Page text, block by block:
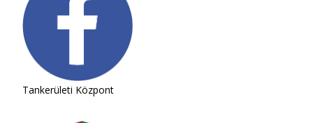
Tankerületi Központ